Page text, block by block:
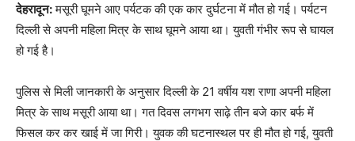
देहरादून:मसूरी घूमने आए पर्यटक की एक कार दुर्घटना में मौत हो गई। पर्यटन
दिल्ली से अपनी महिला मित्र के साथ घूमने आया था। युवती गंभीर रूप से घायल
हो गई है।
पुलिस से मिली जानकारी के अनुसार दिल्ली के 21 वर्षीय यश राणा अपनी महिला
मित्र के साथ मसूरी आया था। गत दिवस लगभग साढ़े तीन बजे कार बर्फ में
फिसल कर कर खाई में जा गिरी। युवक की घटनास्थल पर ही मौत हो गई, युवती